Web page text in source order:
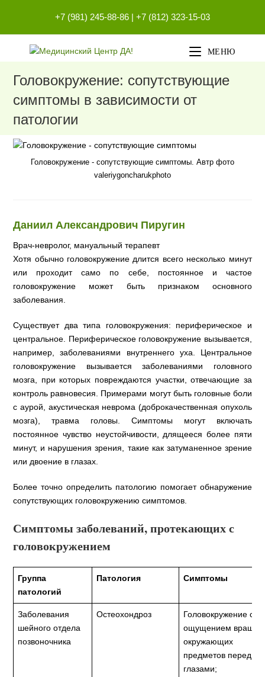
содержимому
+7 (981) 245-88-86 | +7 (812) 323-15-03
МЕНЮ
Головокружение: сопутствующие
симптомы в зависимости от
патологии
Головокружение - сопутствующие симптомы. Автр фото
valeriygoncharukphoto
Даниил Александрович Пиругин
Врач-невролог, мануальный терапевт
Хотя обычно головокружение длится всего несколько минут
или проходит само по себе, постоянное и частое
головокружение может быть признаком основного
заболевания.
Существует два типа головокружения: периферическое и
центральное. Периферическое головокружение вызывается,
например, заболеваниями внутреннего уха. Центральное
головокружение вызывается заболеваниями головного
мозга, при которых повреждаются участки, отвечающие за
контроль равновесия. Примерами могут быть головные боли
с аурой, акустическая неврома (доброкачественная опухоль
мозга), травма головы. Симптомы могут включать
постоянное чувство неустойчивости, длящееся более пяти
минут, и нарушения зрения, такие как затуманенное зрение
или двоение в глазах.
Более точно определить патологию помогает обнаружение
сопутствующих головокружению симптомов.
Симптомы заболеваний, протекающих с
головокружением
Группа
патологий
Патология Симптомы
Заболевания
шейного отдела
позвоночника
Остеохондроз
Головокружение с
ощущением
окружающих
предметов перед
глазами;